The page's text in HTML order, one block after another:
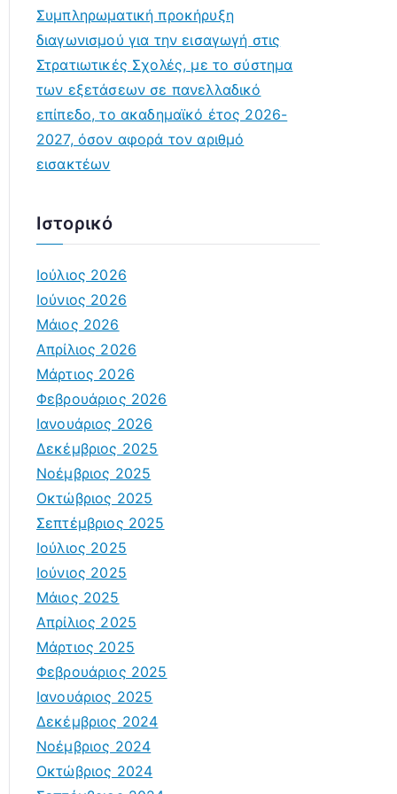
Συμπληρωματική προκήρυξη
διαγωνισμού για την εισαγωγή στις
Στρατιωτικές Σχολές, με το σύστημα
των εξετάσεων σε πανελλαδικό
επίπεδο, το ακαδημαϊκό έτος 2026-
2027, όσον αφορά τον αριθμό
εισακτέων
Ιστορικό
Ιούλιος 2026
Ιούνιος 2026
Μάιος 2026
Απρίλιος 2026
Μάρτιος 2026
Φεβρουάριος 2026
Ιανουάριος 2026
Δεκέμβριος 2025
Νοέμβριος 2025
Οκτώβριος 2025
Σεπτέμβριος 2025
Ιούλιος 2025
Ιούνιος 2025
Μάιος 2025
Απρίλιος 2025
Μάρτιος 2025
Φεβρουάριος 2025
Ιανουάριος 2025
Δεκέμβριος 2024
Νοέμβριος 2024
Οκτώβριος 2024